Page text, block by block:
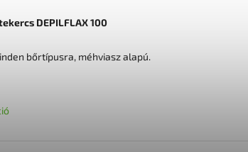
DEPILFLAX 100
bőrtípusra, méhviasz alapú.